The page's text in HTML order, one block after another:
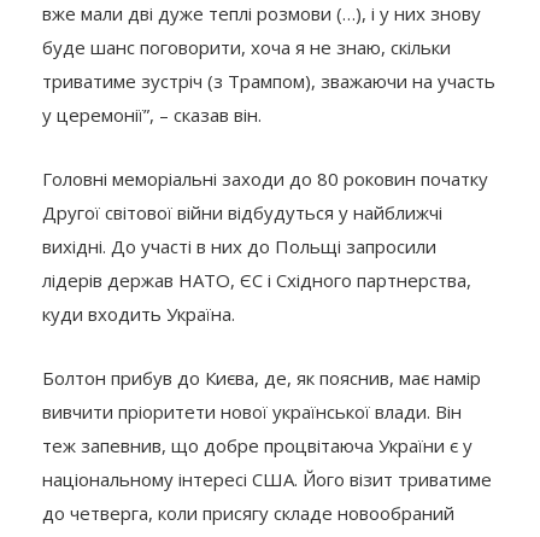
вже мали дві дуже теплі розмови (…), і у них знову
буде шанс поговорити, хоча я не знаю, скільки
триватиме зустріч (з Трампом), зважаючи на участь
у церемонії”, – сказав він.
Головні меморіальні заходи до 80 роковин початку
Другої світової війни відбудуться у найближчі
вихідні. До участі в них до Польщі запросили
лідерів держав НАТО, ЄС і Східного партнерства,
куди входить Україна.
Болтон прибув до Києва, де, як пояснив, має намір
вивчити пріоритети нової української влади. Він
теж запевнив, що добре процвітаюча України є у
національному інтересі США. Його візит триватиме
до четверга, коли присягу складе новообраний